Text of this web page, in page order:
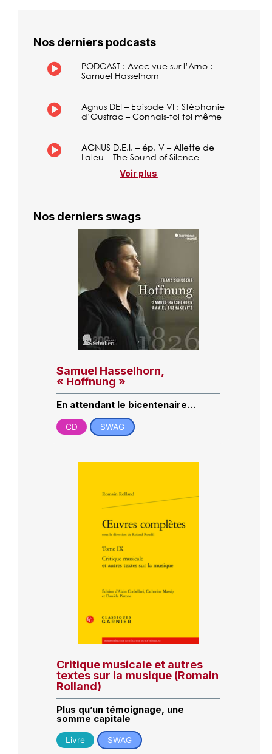
Nos derniers podcasts
PODCAST : Avec vue sur l’Arno :
Samuel Hasselhorn
Agnus DEI – Episode VI : Stéphanie
d’Oustrac – Connais-toi toi même
AGNUS D.E.I. – ép. V – Aliette de
Laleu – The Sound of Silence
Voir plus
Nos derniers swags
Samuel Hasselhorn,
« Hoffnung »
En attendant le bicentenaire…
CD SWAG
Critique musicale et autres
textes sur la musique (Romain
Rolland)
Plus qu’un témoignage, une
somme capitale
Livre SWAG